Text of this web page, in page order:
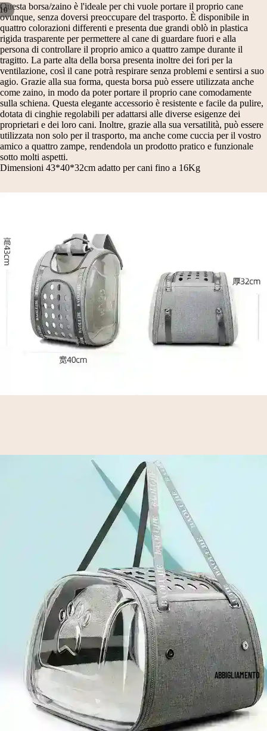
ABBIGLIAMENTO
APRI
IMMAGINE
A
SCHERMO
INTERO
APRI
IMMAGINE
A
SCHERMO
INTERO
APRI
IMMAGINE
A
SCHERMO
INTERO
APRI
IMMAGINE
A
SCHERMO
INTERO
APRI
IMMAGINE
A
SCHERMO
INTERO
APRI
IMMAGINE
A
SCHERMO
INTERO
APRI
IMMAGINE
A
SCHERMO
INTERO
APRI
IMMAGINE
A
SCHERMO
INTERO
APRI
IMMAGINE
A
SCHERMO
INTERO
APRI
IMMAGINE
A
SCHERMO
INTERO
Questa borsa/zaino è l'ideale per chi vuole portare il proprio cane
ovunque, senza doversi preoccupare del trasporto. È disponibile in
quattro colorazioni differenti e presenta due grandi oblò in plastica
rigida trasparente per permettere al cane di guardare fuori e alla
persona di controllare il proprio amico a quattro zampe durante il
tragitto. La parte alta della borsa presenta inoltre dei fori per la
ventilazione, così il cane potrà respirare senza problemi e sentirsi a suo
agio. Grazie alla sua forma, questa borsa può essere utilizzata anche
come zaino, in modo da poter portare il proprio cane comodamente
sulla schiena. Questa elegante accessorio è resistente e facile da pulire,
dotata di cinghie regolabili per adattarsi alle diverse esigenze dei
proprietari e dei loro cani. Inoltre, grazie alla sua versatilità, può essere
utilizzata non solo per il trasporto, ma anche come cuccia per il vostro
amico a quattro zampe, rendendola un prodotto pratico e funzionale
sotto molti aspetti.
Dimensioni 43*40*32cm adatto per cani fino a 16Kg